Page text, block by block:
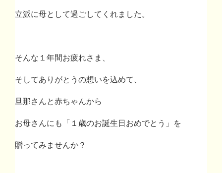
立派に母として過ごしてくれました。
そんな１年間お疲れさま、
そしてありがとうの想いを込めて、
旦那さんと赤ちゃんから
お母さんにも「１歳のお誕生日おめでとう」を
贈ってみませんか？